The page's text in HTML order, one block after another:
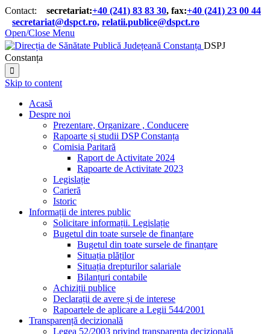
Contact: secretariat:+40 (241) 83 83 30, fax:+40 (241) 23 00 44
secretariat@dspct.ro, relatii.publice@dspct.ro
Open/Close Menu
DSPJ
Constanța

Skip to content
Acasă
Despre noi
Prezentare, Organizare , Conducere
Rapoarte și studii DSP Constanța
Comisia Paritară
Raport de Activitate 2024
Rapoarte de Activitate 2023
Legislație
Carieră
Istoric
Informații de interes public
Solicitare informații. Legislație
Bugetul din toate sursele de finanțare
Bugetul din toate sursele de finanțare
Situația plăților
Situația drepturilor salariale
Bilanțuri contabile
Achiziții publice
Declarații de avere și de interese
Rapoartele de aplicare a Legii 544/2001
Transparență decizională
Legea 52/2003 privind transparența decizională